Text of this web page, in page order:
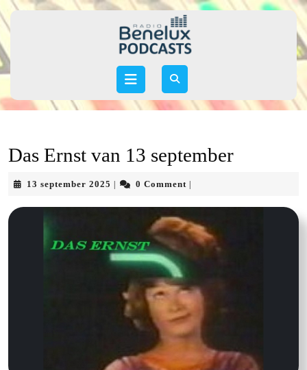
Skip
to
Open
Das Ernst van 13 september
13 september 2025 13
2025
0 Comment